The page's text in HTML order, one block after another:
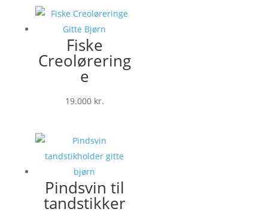
Fiske
Creolørering
e
19.000 kr.
Pindsvin til
tandstikker